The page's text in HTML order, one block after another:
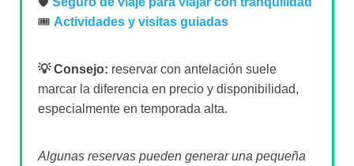
🎟️ Actividades y visitas guiadas
💡 Consejo: reservar con antelación suele
marcar la diferencia en precio y disponibilidad,
especialmente en temporada alta.
Algunas reservas pueden generar una pequeña